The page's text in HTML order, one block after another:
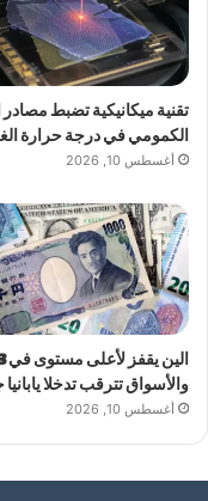
تقنية ميكانيكية تضبط
الكمومي في درجة حرارة
أغسطس 10, 2026
والأسواق تترقب تدخلا يابانيا
أغسطس 10, 2026